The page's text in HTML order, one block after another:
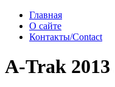
Главная
О сайте
Контакты/Contact
A-Trak